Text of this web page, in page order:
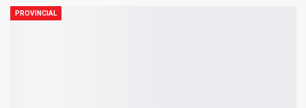
PROVINCIAL